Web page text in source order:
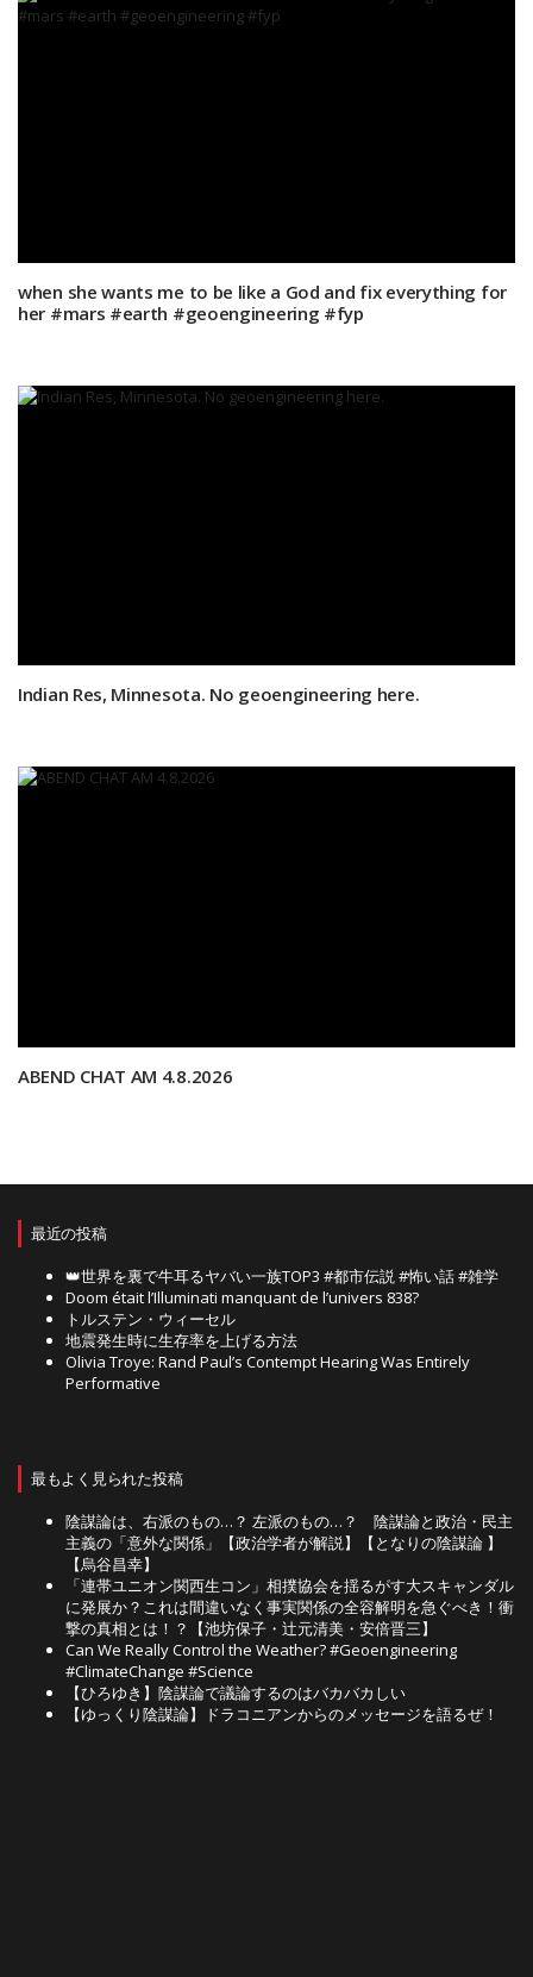
when she wants me to be like a God and fix everything for
her #mars #earth #geoengineering #fyp
Indian Res, Minnesota. No geoengineering here.
ABEND CHAT AM 4.8.2026
最近の投稿
👑世界を裏で牛耳るヤバい一族TOP3 #都市伝説 #怖い話 #雑学
Doom était l’Illuminati manquant de l’univers 838?
トルステン・ウィーセル
地震発生時に生存率を上げる方法
Olivia Troye: Rand Paul’s Contempt Hearing Was Entirely
Performative
最もよく見られた投稿
陰謀論は、右派のもの…？ 左派のもの…？ 陰謀論と政治・民主
主義の「意外な関係」【政治学者が解説】【となりの陰謀論 】
【烏谷昌幸】
「連帯ユニオン関西生コン」相撲協会を揺るがす大スキャンダル
に発展か？これは間違いなく事実関係の全容解明を急ぐべき！衝
撃の真相とは！？【池坊保子・辻元清美・安倍晋三】
Can We Really Control the Weather? #Geoengineering
#ClimateChange #Science
【ひろゆき】陰謀論で議論するのはバカバカしい
【ゆっくり陰謀論】ドラコニアンからのメッセージを語るぜ！